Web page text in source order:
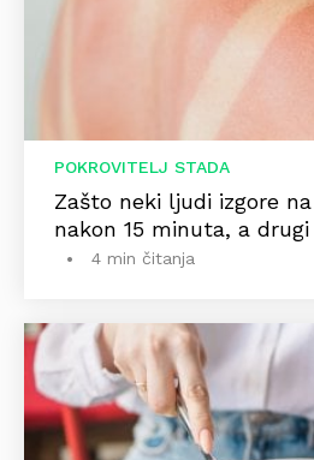
POKROVITELJ STADA
Zašto neki ljudi izgore
nakon 15 minuta, a drugi
4 min čitanja